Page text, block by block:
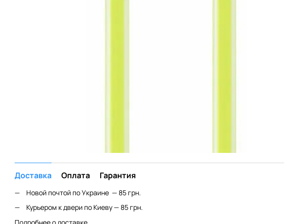
Доставка Оплата Гарантия
Новой почтой по Украине — 85 грн.
Курьером к двери по Киеву — 85 грн.